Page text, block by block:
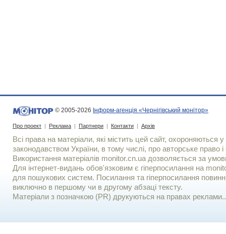
© 2005-2026 Інформ-агенція «Чернігівський монітор»
Про проект | Реклама | Партнери | Контакти | Архів
Всі права на матеріали, які містить цей сайт, охороняються у
законодавством України, в тому числі, про авторське право і
Використання матерiалiв monitor.cn.ua дозволяється за
Для iнтернет-видань обов'язковим є гiперпосилання на
для пошукових систем. Посилання та гіперпосилання
виключно в першому чи в другому абзаці тексту.
Матеріали з позначкою (PR) друкуються на правах реклами..